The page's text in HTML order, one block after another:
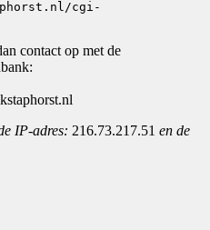
cgi-
contact op met de
IP-adres: 216.73.217.51 en de